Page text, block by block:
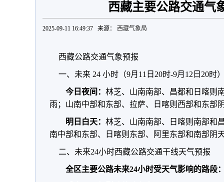
西藏主要公路交通气
2025-09-11 16:49:37 来源： 西藏气象局
西藏公路交通气象预报
一、未来 24 小时（9月11日20时-9月12日20时
今日夜间： 林芝、山南南部、昌都和日喀则
雨；山南中部和东部、拉萨、日喀则西部和东部
明日白天： 林芝、山南南部、日喀则南部和
南中部和东部、日喀则东部、阿里东部和南部阴
二、未来24小时西藏公路交通干线天气预报
全区主要公路未来24小时受天气影响的路段